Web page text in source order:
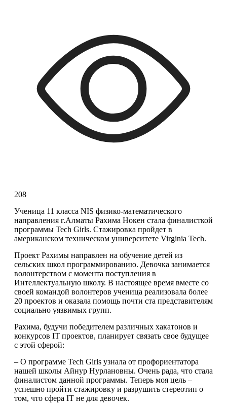
208
Ученица 11 класса NIS физико-математического
направления г.Алматы Рахима Нокен стала финалисткой
программы Tech Girls. Стажировка пройдет в
американском техническом университете Virginia Tech.
Проект Рахимы направлен на обучение детей из
сельских школ программированию. Девочка занимается
волонтерством с момента поступления в
Интеллектуальную школу. В настоящее время вместе со
своей командой волонтеров ученица реализовала более
20 проектов и оказала помощь почти ста представителям
социально уязвимых групп.
Рахима, будучи победителем различных хакатонов и
конкурсов IT проектов, планирует связать свое будущее
с этой сферой:
– О программе Tech Girls узнала от профориентатора
нашей школы Айнур Нурлановны. Очень рада, что стала
финалистом данной программы. Теперь моя цель –
успешно пройти стажировку и разрушить стереотип о
том, что сфера IT не для девочек.